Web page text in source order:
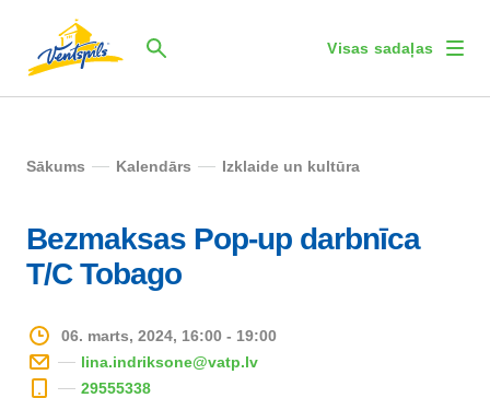
Visas sadaļas
Sākums Kalendārs Izklaide un kultūra
Bezmaksas Pop-up darbnīca
T/C Tobago
06. marts, 2024, 16:00 - 19:00
lina.indriksone@vatp.lv
29555338